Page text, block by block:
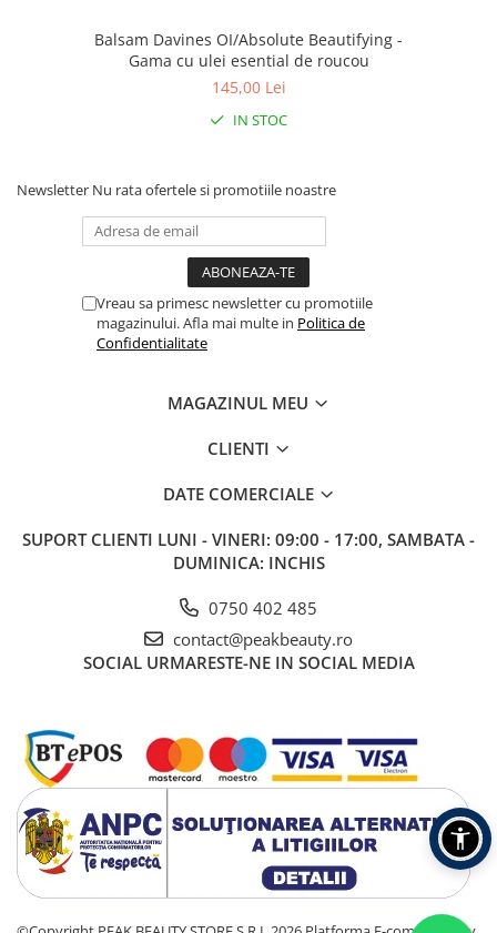
Balsam Davines OI/Absolute Beautifying -
Gama cu ulei esential de roucou
145,00 Lei
IN STOC
Newsletter Nu rata ofertele si promotiile noastre
Vreau sa primesc newsletter cu promotiile
magazinului. Afla mai multe in Politica de
Confidentialitate
MAGAZINUL MEU
CLIENTI
DATE COMERCIALE
SUPORT CLIENTI LUNI - VINERI: 09:00 - 17:00, SAMBATA -
DUMINICA: INCHIS
0750 402 485
contact@peakbeauty.ro
SOCIAL URMARESTE-NE IN SOCIAL MEDIA